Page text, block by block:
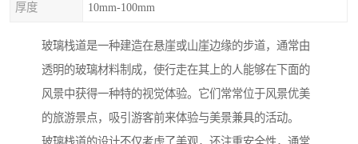
厚度 10mm-100mm
玻璃栈道是一种建造在悬崖或山崖边缘的步道，通常由
透明的玻璃材料制成，使行走在其上的人能够在下面的
风景中获得一种特的视觉体验。它们常常位于风景优美
的旅游景点，吸引游客前来体验与美景兼具的活动。